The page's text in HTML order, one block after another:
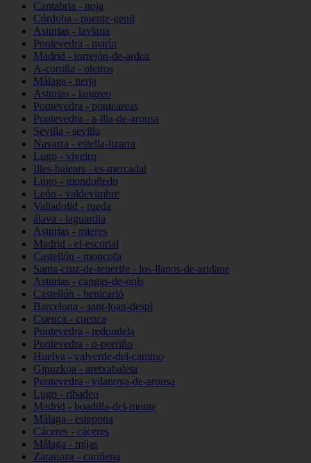
Cantabria - noja
Córdoba - puente-genil
Asturias - laviana
Pontevedra - marín
Madrid - torrejón-de-ardoz
A-coruña - oleiros
Málaga - nerja
Asturias - langreo
Pontevedra - ponteareas
Pontevedra - a-illa-de-arousa
Sevilla - sevilla
Navarra - estella-lizarra
Lugo - viveiro
Illes-balears - es-mercadal
Lugo - mondoñedo
León - valdevimbre
Valladolid - rueda
álava - laguardia
Asturias - mieres
Madrid - el-escorial
Castellón - moncofa
Santa-cruz-de-tenerife - los-llanos-de-aridane
Asturias - cangas-de-onís
Castellón - benicarló
Barcelona - sant-joan-despí
Cuenca - cuenca
Pontevedra - redondela
Pontevedra - o-porriño
Huelva - valverde-del-camino
Gipuzkoa - aretxabaleta
Pontevedra - vilanova-de-arousa
Lugo - ribadeo
Madrid - boadilla-del-monte
Málaga - estepona
Cáceres - cáceres
Málaga - mijas
Zaragoza - cariñena